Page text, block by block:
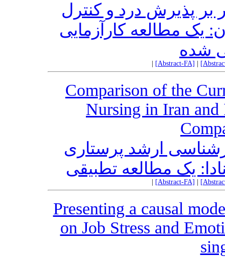
بر پذیرش درد و کنترل
یک مطالعه کارآزمایی
شده
[Abstract-FA]
Comparison of the
Nursing in Iran
ارشد پرستاری
یک مطالعه تطبیقی
[Abstract-FA]
Presenting a causal
on Job Stress and